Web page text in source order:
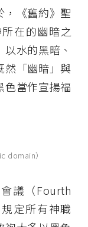
，《舊約》聖
在的幽暗之
水的黑暗、
然「幽暗」與
色當作宣揚福
domain）
議（Fourth
定所有神職